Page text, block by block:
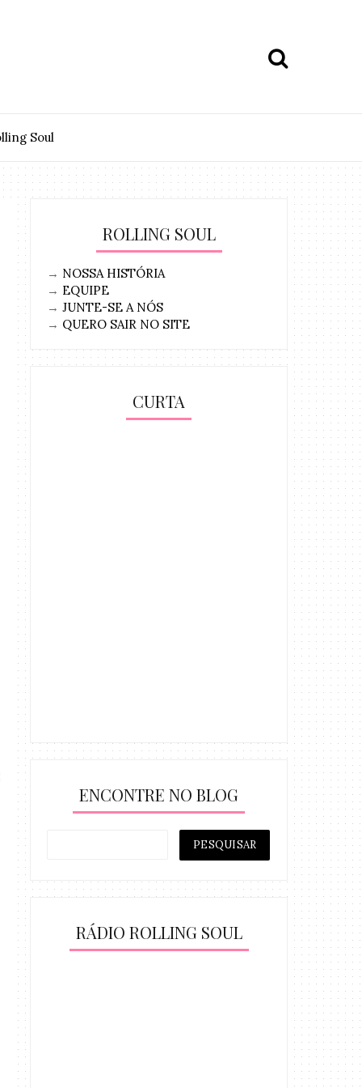
Soul
ROLLING SOUL
→ NOSSA HISTÓRIA
→ EQUIPE
→ JUNTE-SE A NÓS
→ QUERO SAIR NO SITE
CURTA
ENCONTRE NO BLOG
RÁDIO ROLLING SOUL